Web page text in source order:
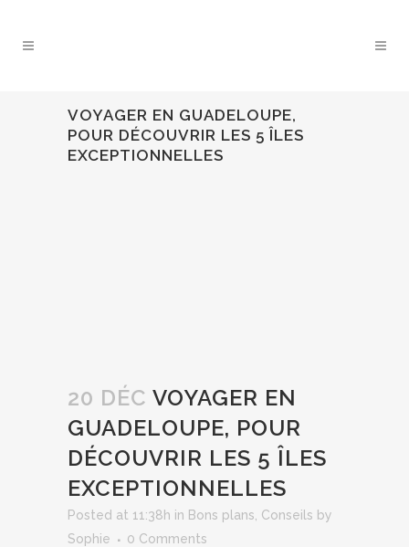
VOYAGER EN GUADELOUPE,
POUR DÉCOUVRIR LES 5 ÎLES
EXCEPTIONNELLES
20 DÉC VOYAGER EN
GUADELOUPE, POUR
DÉCOUVRIR LES 5 ÎLES
EXCEPTIONNELLES
Posted at 11:38h in Bons plans Conseils by
Sophie
0 Comments